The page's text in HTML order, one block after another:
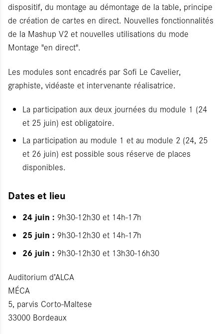
dispositif, du montage au démontage de la table, principe
de création de cartes en direct. Nouvelles fonctionnalités
de la Mashup V2 et nouvelles utilisations du mode
Montage "en direct".
Les modules sont encadrés par Sofi Le Cavelier,
graphiste, vidéaste et intervenante réalisatrice.
La participation aux deux journées du module 1 (24
et 25 juin) est obligatoire.
La participation au module 1 et au module 2 (24, 25
et 26 juin) est possible sous réserve de places
disponibles.
Dates et lieu
24 juin : 9h30-12h30 et 14h-17h
25 juin : 9h30-12h30 et 14h-17h
26 juin : 9h30-12h30 et 13h30-16h30
Auditorium d’ALCA
MÉCA
5, parvis Corto-Maltese
33000 Bordeaux